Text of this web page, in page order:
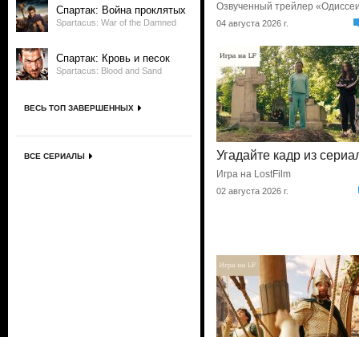
Спартак: Война проклятых
Spartacus: War of the Damned
Спартак: Кровь и песок
Spartacus: Blood and Sand
ВЕСЬ ТОП ЗАВЕРШЕННЫХ
ВСЕ СЕРИАЛЫ
Озвученный трейлер
04 августа 2026 г.
Угадайте кадр из
Игра на LostFilm
02 августа 2026 г.